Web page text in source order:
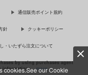
cookies.See our Cookie
通信販売ポイント規約
針 クッキーポリシー
・いたずら注文について
by using purchases agent
information …more